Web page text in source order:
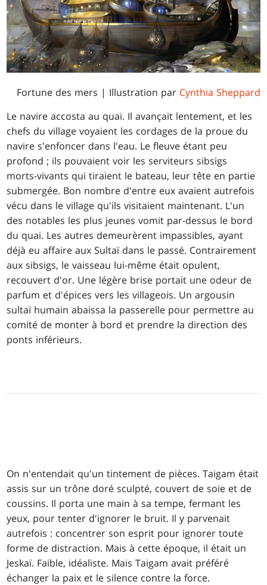
Fortune des mers | Illustration par Cynthia Sheppard
Le navire accosta au quai. Il avançait lentement, et les
chefs du village voyaient les cordages de la proue du
navire s'enfoncer dans l'eau. Le fleuve étant peu
profond ; ils pouvaient voir les serviteurs sibsigs
morts-vivants qui tiraient le bateau, leur tête en partie
submergée. Bon nombre d'entre eux avaient autrefois
vécu dans le village qu'ils visitaient maintenant. L'un
des notables les plus jeunes vomit par-dessus le bord
du quai. Les autres demeurèrent impassibles, ayant
déjà eu affaire aux Sultaï dans le passé. Contrairement
aux sibsigs, le vaisseau lui-même était opulent,
recouvert d'or. Une légère brise portait une odeur de
parfum et d'épices vers les villageois. Un argousin
sultaï humain abaissa la passerelle pour permettre au
comité de monter à bord et prendre la direction des
ponts inférieurs.
On n'entendait qu'un tintement de pièces. Taigam était
assis sur un trône doré sculpté, couvert de soie et de
coussins. Il porta une main à sa tempe, fermant les
yeux, pour tenter d'ignorer le bruit. Il y parvenait
autrefois : concentrer son esprit pour ignorer toute
forme de distraction. Mais à cette époque, il était un
Jeskaï. Faible, idéaliste. Mais Taigam avait préféré
échanger la paix et le silence contre la force.